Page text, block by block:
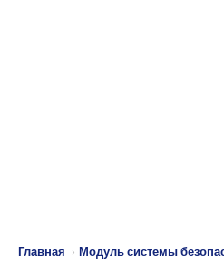
Главная › Модуль системы